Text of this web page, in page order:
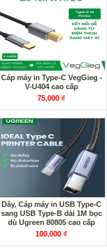
Cáp máy in Type-C VegGieg -
V-U404 cao cấp
75,000 ₫
Dây, Cáp máy in USB Type-C
sang USB Type-B dài 1M bọc
dù Ugreen 80805 cao cấp
100,000 ₫